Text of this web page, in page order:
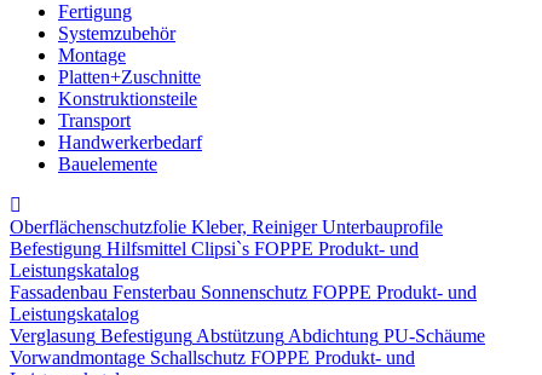
Fertigung
Systemzubehör
Montage
Platten+Zuschnitte
Konstruktionsteile
Transport
Handwerkerbedarf
Bauelemente
Oberflächenschutzfolie Kleber, Reiniger Unterbauprofile
Befestigung Hilfsmittel Clipsi`s FOPPE Produkt- und
Leistungskatalog
Fassadenbau Fensterbau Sonnenschutz FOPPE Produkt- und
Leistungskatalog
Verglasung Befestigung Abstützung Abdichtung PU-Schäume
Vorwandmontage Schallschutz FOPPE Produkt- und